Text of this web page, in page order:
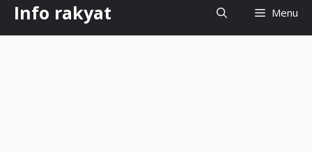
content
Info rakyat Menu